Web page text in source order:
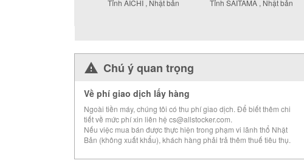
Tỉnh AICHI , Nhật bản
Tỉnh SAITAMA , Nhật bản
Chú ý quan trọng
Về phí giao dịch lấy hàng
Ngoài tiền máy, chúng tôi có thu phí giao dịch. Để biết thêm chi
tiết về mức phí xin liên hệ cs@allstocker.com.
Nếu việc mua bán được thực hiện trong phạm vi lãnh thổ Nhật
Bản (không xuất khẩu), khách hàng phải trả thêm thuế tiêu thụ.